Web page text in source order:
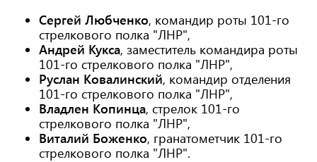
Сергей Любченко, командир роты 101-го
стрелкового полка "ЛНР",
Андрей Кукса, заместитель командира роты
101-го стрелкового полка "ЛНР",
Руслан Ковалинский, командир отделения
101-го стрелкового полка "ЛНР",
Владлен Копинца, стрелок 101-го
стрелкового полка "ЛНР",
Виталий Боженко, гранатометчик 101-го
стрелкового полка "ЛНР".